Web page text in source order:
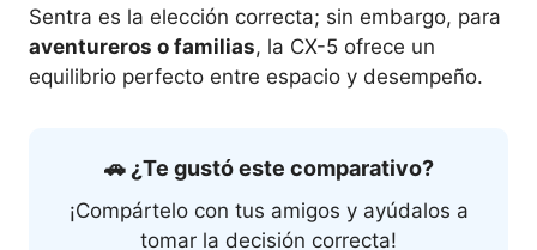
Sentra es la elección correcta; sin embargo, para
aventureros o familias, la CX-5 ofrece un
equilibrio perfecto entre espacio y desempeño.
🚗 ¿Te gustó este comparativo?
¡Compártelo con tus amigos y ayúdalos a
tomar la decisión correcta!